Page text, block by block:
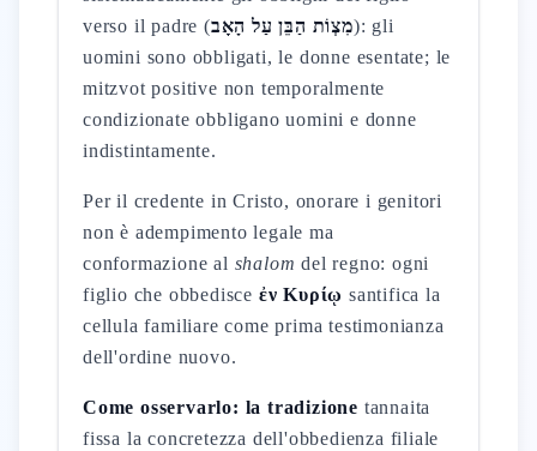
verso il padre (מִצְוֹת הַבֵּן עַל הָאָב): gli
uomini sono obbligati, le donne esentate; le
mitzvot positive non temporalmente
condizionate obbligano uomini e donne
indistintamente.
Per il credente in Cristo, onorare i genitori
non è adempimento legale ma
conformazione al shalom del regno: ogni
figlio che obbedisce ἐν Κυρίῳ santifica la
cellula familiare come prima testimonianza
dell'ordine nuovo.
Come osservarlo: la tradizione tannaita
fissa la concretezza dell'obbedienza filiale